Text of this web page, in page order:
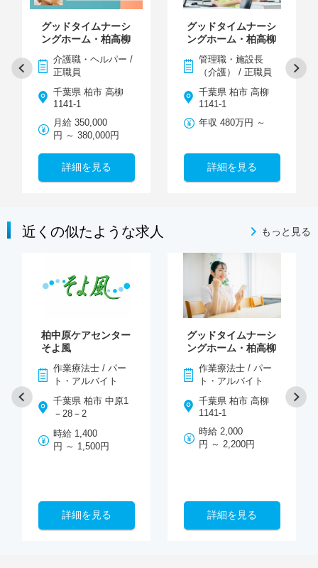
グッドタイムナーシ
ングホーム・柏高柳
介護職・ヘルパー /
正職員
千葉県 柏市 高柳
1141-1
月給 350,000
円 ～ 380,000円
詳細を見る
グッドタイムナーシ
ングホーム・柏高柳
管理職・施設長
（介護） / 正職員
千葉県 柏市 高柳
1141-1
年収 480万円 ～
詳細を見る
近くの似たような求人 もっと見る
柏中原ケアセンター
そよ風
作業療法士 / パー
ト・アルバイト
千葉県 柏市 中原1
－28－2
時給 1,400
円 ～ 1,500円
詳細を見る
グッドタイムナーシ
ングホーム・柏高柳
作業療法士 / パー
ト・アルバイト
千葉県 柏市 高柳
1141-1
時給 2,000
円 ～ 2,200円
詳細を見る